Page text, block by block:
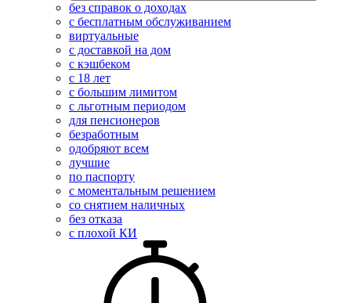
без справок о доходах
с бесплатным обслуживанием
виртуальные
с доставкой на дом
с кэшбеком
с 18 лет
с большим лимитом
с льготным периодом
для пенсионеров
безработным
одобряют всем
лучшие
по паспорту
с моментальным решением
со снятием наличных
без отказа
с плохой КИ